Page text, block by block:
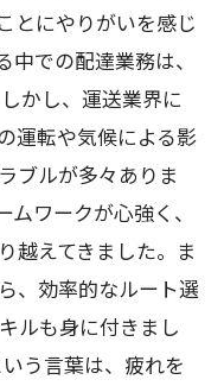
とにやりがいを感じ
での配達業務は、
かし、運送業界に
運転や気候による影
ブルが多々ありま
ワークが心強く、
越えてきました。ま
、効率的なルート選
ルも身に付きまし
う言葉は、疲れを